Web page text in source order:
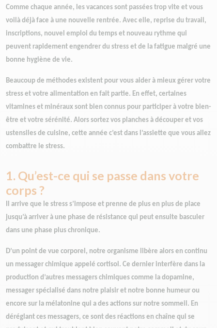
Comme chaque année, les vacances sont passées trop vite et vous
voilà déjà face à une nouvelle rentrée. Avec elle, reprise du travail,
inscriptions, nouvel emploi du temps et nouveau rythme qui
peuvent rapidement engendrer du stress et de la fatigue malgré une
bonne hygiène de vie.
Beaucoup de méthodes existent pour vous aider à mieux gérer votre
stress et votre alimentation en fait partie. En effet, certaines
vitamines et minéraux sont bien connus pour participer à votre bien-
être et votre sérénité. Alors sortez vos planches à découper et vos
ustensiles de cuisine, cette année c’est dans l’assiette que vous allez
combattre le stress.
1. Qu’est-ce qui se passe dans votre
corps ?
Il arrive que le stress s’impose et prenne de plus en plus de place
jusqu’à arriver à une phase de résistance qui peut ensuite basculer
dans une phase plus chronique.
D’un point de vue corporel, notre organisme libère alors en continu
un messager chimique appelé cortisol. Ce dernier interfère dans la
production d’autres messagers chimiques comme la dopamine,
messager spécialisé dans notre plaisir et notre bonne humeur ou
encore sur la mélatonine qui a des actions sur notre sommeil. En
déréglant ces messagers, ce sont des réactions en chaîne qui se